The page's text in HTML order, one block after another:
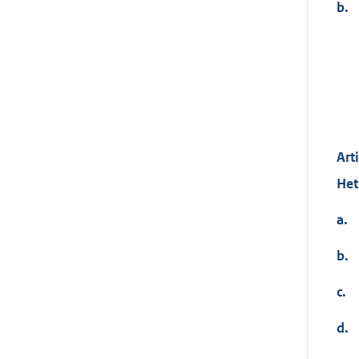
b.
a.
b.
c.
d.